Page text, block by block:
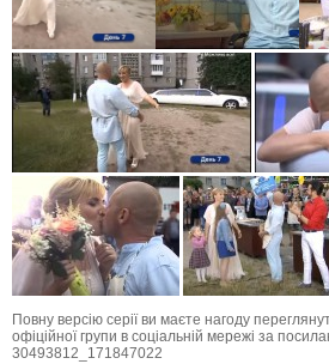
Повну версію серії ви маєте нагоду
офіційної групи в соціальній мережі за
30493812_171847022